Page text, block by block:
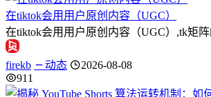
在tiktok会用用户原创内容（UGC）
在tiktok会用用户原创内容（UGC）,tk矩
firekb 动态
2026-08-08
911